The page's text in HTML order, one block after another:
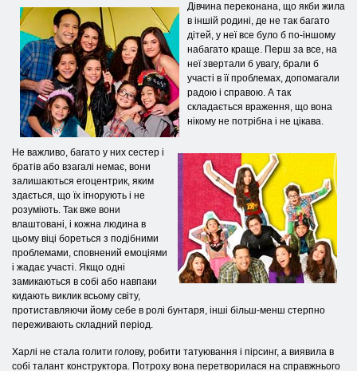
Дівчина переконана, що якби жила
в іншій родині, де не так багато
дітей, у неї все було б по-іншому
набагато краще. Перш за все, на
неї звертали б увагу, брали б
участі в її проблемах, допомагали
радою і справою. А так
складається враження, що вона
нікому не потрібна і не цікава.
Не важливо, багато у них сестер і
братів або взагалі немає, вони
залишаються егоцентрик, яким
здається, що їх ігнорують і не
розуміють. Так вже вони
влаштовані, і кожна людина в
цьому віці бореться з подібними
проблемами, сповнений емоціями
і жадає участі. Якщо одні
замикаються в собі або навпаки
кидають виклик всьому світу,
протиставляючи йому себе в ролі бунтаря, інші більш-менш стерпно
переживають складний період.
Харлі не стала голити голову, робити татуювання і пірсинг, а виявила в
собі талант конструктора. Потроху вона перетворилася на справжнього